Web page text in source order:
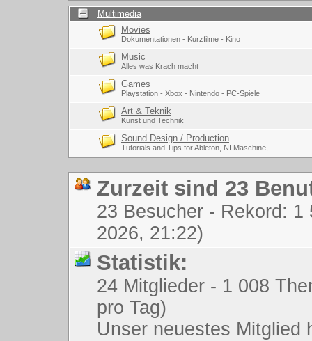
Multimedia
Movies
Dokumentationen - Kurzfilme - Kino
Music
Alles was Krach macht
Games
Playstation - Xbox - Nintendo - PC-Spiele
Art & Teknik
Kunst und Technik
Sound Design / Production
Tutorials and Tips for Ableton, NI Maschine, ...
Zurzeit sind 23
23 Besucher - Rekord:
2026, 21:22)
Statistik:
24 Mitglieder - 1 008
pro Tag)
Unser neuestes Mitglied